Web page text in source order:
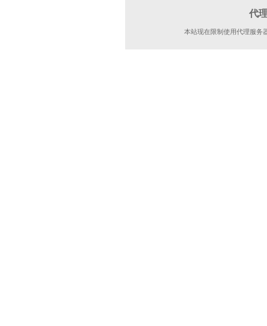
代
本站现在限制使用代理服务